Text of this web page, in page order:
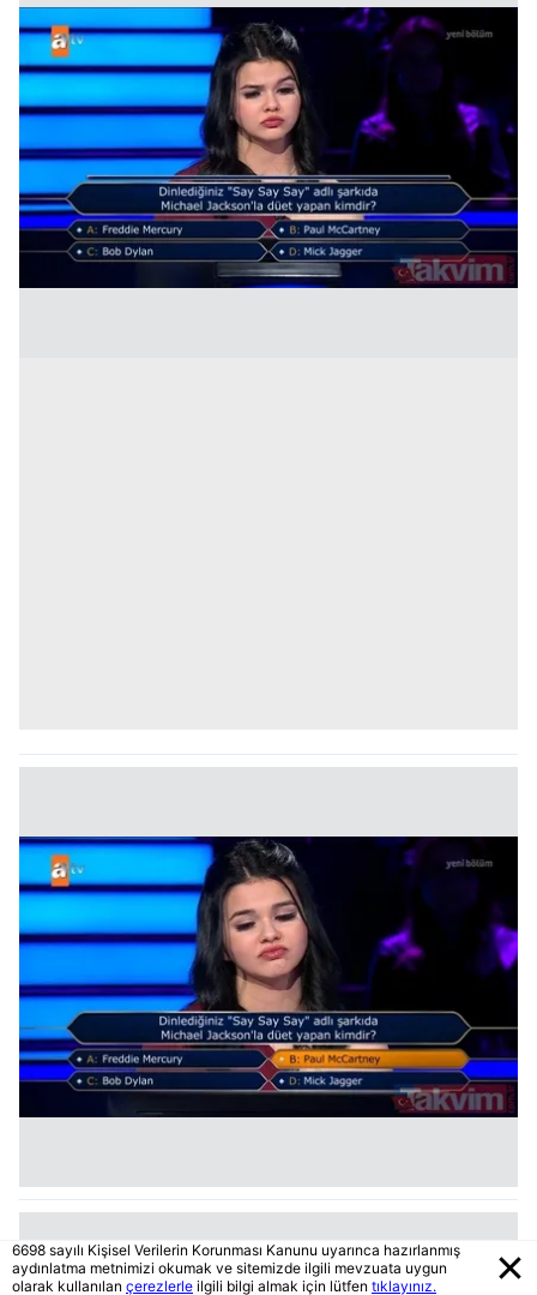
6698 sayılı Kişisel Verilerin Korunması Kanunu uyarınca hazırlanmış
aydınlatma metnimizi okumak ve sitemizde ilgili mevzuata uygun
olarak kullanılan çerezlerle ilgili bilgi almak için lütfen tıklayınız.